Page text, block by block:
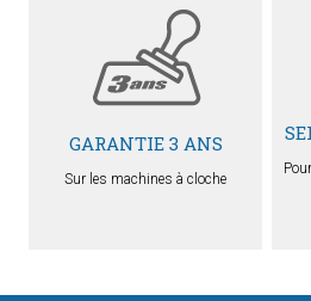
GARANTIE 3 ANS
Sur les machines à cloche